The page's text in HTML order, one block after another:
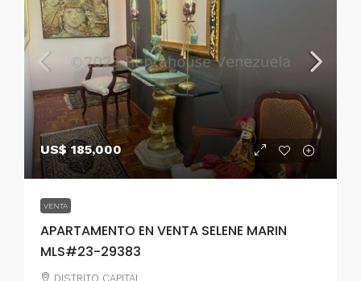
US$ 185,000
VENTA
APARTAMENTO EN VENTA SELENE MARIN
MLS#23-29383
DISTRITO CAPITAL